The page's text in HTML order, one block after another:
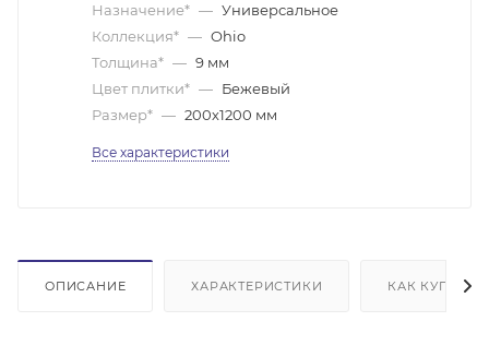
Назначение* — Универсальное
Коллекция* — Ohio
Толщина* — 9 мм
Цвет плитки* — Бежевый
Размер* — 200х1200 мм
Все характеристики
ОПИСАНИЕ ХАРАКТЕРИСТИКИ КАК КУПИТЬ